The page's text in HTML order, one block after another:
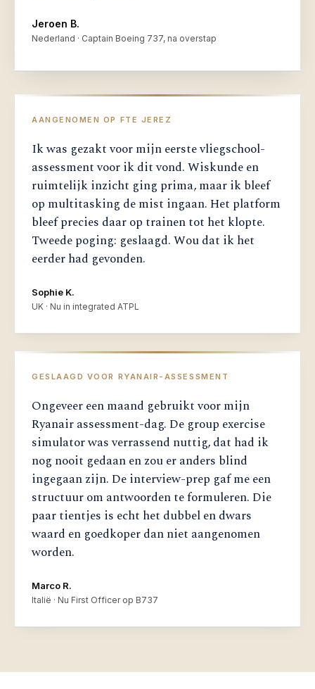
Jeroen B.
Nederland · Captain Boeing 737, na overstap
AANGENOMEN OP FTE JEREZ
Ik was gezakt voor mijn eerste vliegschool-
assessment voor ik dit vond. Wiskunde en
ruimtelijk inzicht ging prima, maar ik bleef
op multitasking de mist ingaan. Het platform
bleef precies daar op trainen tot het klopte.
Tweede poging: geslaagd. Wou dat ik het
eerder had gevonden.
Sophie K.
UK · Nu in integrated ATPL
GESLAAGD VOOR RYANAIR-ASSESSMENT
Ongeveer een maand gebruikt voor mijn
Ryanair assessment-dag. De group exercise
simulator was verrassend nuttig, dat had ik
nog nooit gedaan en zou er anders blind
ingegaan zijn. De interview-prep gaf me een
structuur om antwoorden te formuleren. Die
paar tientjes is echt het dubbel en dwars
waard en goedkoper dan niet aangenomen
worden.
Marco R.
Italië · Nu First Officer op B737